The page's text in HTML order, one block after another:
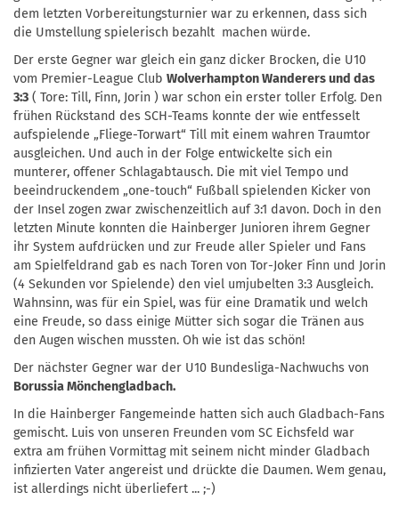
dem letzten Vorbereitungsturnier war zu erkennen, dass sich
die Umstellung spielerisch bezahlt machen würde.
Der erste Gegner war gleich ein ganz dicker Brocken, die U10
vom Premier-League Club Wolverhampton Wanderers und das
3:3 ( Tore: Till, Finn, Jorin ) war schon ein erster toller Erfolg. Den
frühen Rückstand des SCH-Teams konnte der wie entfesselt
aufspielende „Fliege-Torwart“ Till mit einem wahren Traumtor
ausgleichen. Und auch in der Folge entwickelte sich ein
munterer, offener Schlagabtausch. Die mit viel Tempo und
beeindruckendem „one-touch“ Fußball spielenden Kicker von
der Insel zogen zwar zwischenzeitlich auf 3:1 davon. Doch in den
letzten Minute konnten die Hainberger Junioren ihrem Gegner
ihr System aufdrücken und zur Freude aller Spieler und Fans
am Spielfeldrand gab es nach Toren von Tor-Joker Finn und Jorin
(4 Sekunden vor Spielende) den viel umjubelten 3:3 Ausgleich.
Wahnsinn, was für ein Spiel, was für eine Dramatik und welch
eine Freude, so dass einige Mütter sich sogar die Tränen aus
den Augen wischen mussten. Oh wie ist das schön!
Der nächster Gegner war der U10 Bundesliga-Nachwuchs von
Borussia Mönchengladbach.
In die Hainberger Fangemeinde hatten sich auch Gladbach-Fans
gemischt. Luis von unseren Freunden vom SC Eichsfeld war
extra am frühen Vormittag mit seinem nicht minder Gladbach
infizierten Vater angereist und drückte die Daumen. Wem genau,
ist allerdings nicht überliefert ... ;-)